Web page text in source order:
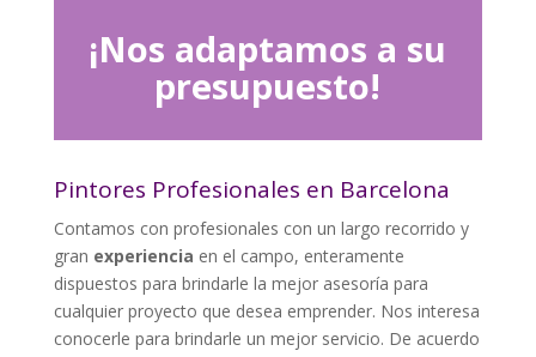
¡Nos adaptamos a su
presupuesto!
Pintores Profesionales en Barcelona
Contamos con profesionales con un largo recorrido y
gran experiencia en el campo, enteramente
dispuestos para brindarle la mejor asesoría para
cualquier proyecto que desea emprender. Nos interesa
conocerle para brindarle un mejor servicio. De acuerdo